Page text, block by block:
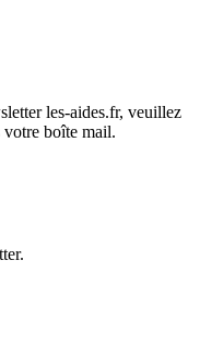
les-aides.fr, veuillez
boîte mail.